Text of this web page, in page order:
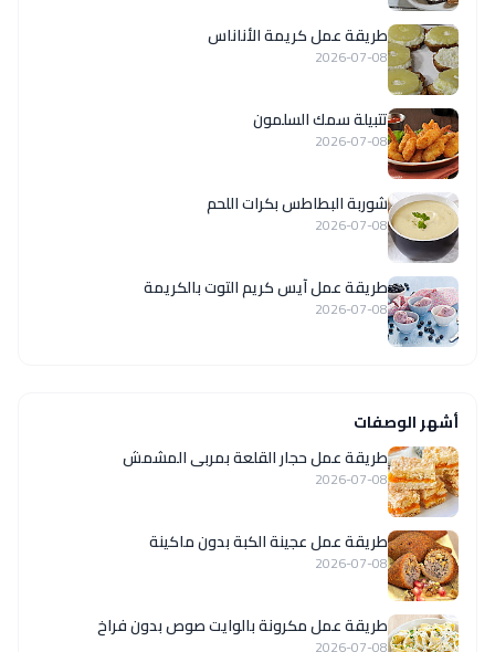
طريقة عمل كريمة الأناناس
2026-07-08
تتبيلة سمك السلمون
2026-07-08
شوربة البطاطس بكرات اللحم
2026-07-08
طريقة عمل آيس كريم التوت بالكريمة
2026-07-08
أشهر الوصفات
طريقة عمل حجار القلعة بمربى المشمش
2026-07-08
طريقة عمل عجينة الكبة بدون ماكينة
2026-07-08
طريقة عمل مكرونة بالوايت صوص بدون فراخ